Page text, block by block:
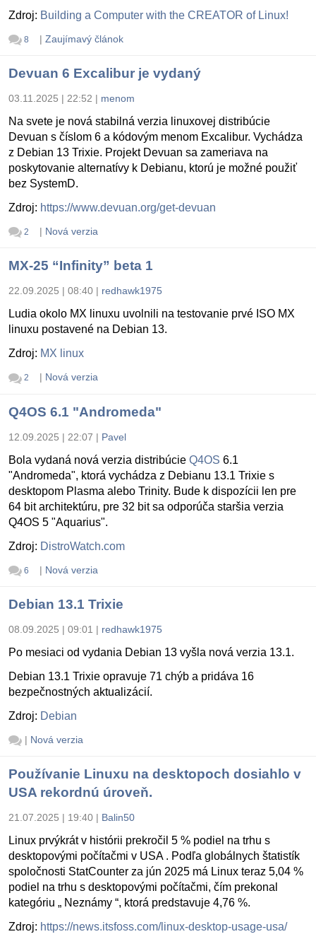
Zdroj: Building a Computer with the CREATOR of Linux!
8 | Zaujímavý článok
Devuan 6 Excalibur je vydaný
03.11.2025 | 22:52 | menom
Na svete je nová stabilná verzia linuxovej distribúcie
Devuan s číslom 6 a kódovým menom Excalibur. Vychádza
z Debian 13 Trixie. Projekt Devuan sa zameriava na
poskytovanie alternatívy k Debianu, ktorú je možné použiť
bez SystemD.
Zdroj: https://www.devuan.org/get-devuan
2 | Nová verzia
MX-25 “Infinity” beta 1
22.09.2025 | 08:40 | redhawk1975
Ludia okolo MX linuxu uvolnili na testovanie prvé ISO MX
linuxu postavené na Debian 13.
Zdroj: MX linux
2 | Nová verzia
Q4OS 6.1 "Andromeda"
12.09.2025 | 22:07 | Pavel
Bola vydaná nová verzia distribúcie Q4OS 6.1
"Andromeda", ktorá vychádza z Debianu 13.1 Trixie s
desktopom Plasma alebo Trinity. Bude k dispozícii len pre
64 bit architektúru, pre 32 bit sa odporúča staršia verzia
Q4OS 5 "Aquarius".
Zdroj: DistroWatch.com
6 | Nová verzia
Debian 13.1 Trixie
08.09.2025 | 09:01 | redhawk1975
Po mesiaci od vydania Debian 13 vyšla nová verzia 13.1.
Debian 13.1 Trixie opravuje 71 chýb a pridáva 16
bezpečnostných aktualizácií.
Zdroj: Debian
| Nová verzia
Používanie Linuxu na desktopoch dosiahlo v
USA rekordnú úroveň.
21.07.2025 | 19:40 | Balin50
Linux prvýkrát v histórii prekročil 5 % podiel na trhu s
desktopovými počítačmi v USA . Podľa globálnych štatistík
spoločnosti StatCounter za jún 2025 má Linux teraz 5,04 %
podiel na trhu s desktopovými počítačmi, čím prekonal
kategóriu „ Neznámy “, ktorá predstavuje 4,76 %.
Zdroj: https://news.itsfoss.com/linux-desktop-usage-usa/